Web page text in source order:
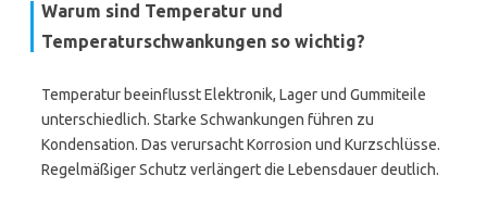
Warum sind Temperatur und
Temperaturschwankungen so wichtig?
Temperatur beeinflusst Elektronik, Lager und Gummiteile
unterschiedlich. Starke Schwankungen führen zu
Kondensation. Das verursacht Korrosion und Kurzschlüsse.
Regelmäßiger Schutz verlängert die Lebensdauer deutlich.